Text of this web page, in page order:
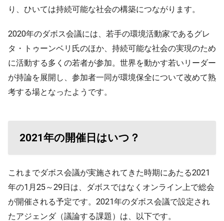
り、ひいては持続可能な社会の構築につながります。
2020年のダボス会議には、若手の環境活動家であるグレ
タ・トゥーンベリ氏のほか、持続可能な社会の実現のため
に活動する多くの若者が参加。世界を動かす若いリーダー
が持論を展開し、参加者一同が環境保全について改めて熟
考する場となったようです。
2021年の開催日はいつ？
これまでダボス会議が実施されてきた時期にあたる2021
年の1月25～29日は、ダボスではなくオンライン上で総会
が開催される予定です。2021年のダボス会議で設定され
たアジェンダ（議論する課題）は、以下です。